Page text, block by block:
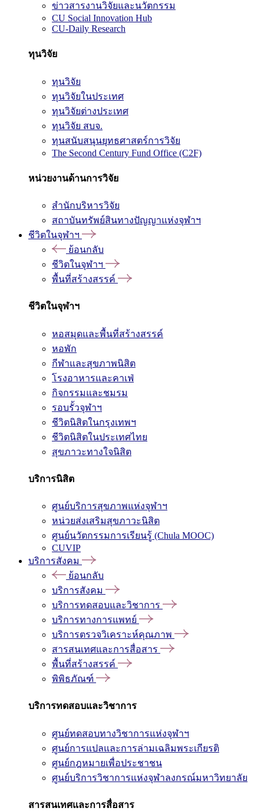
ข่าวสารงานวิจัยและนวัตกรรม
CU Social Innovation Hub
CU-Daily Research
ทุนวิจัย
ทุนวิจัย
ทุนวิจัยในประเทศ
ทุนวิจัยต่างประเทศ
ทุนวิจัย สบจ.
ทุนสนับสนุนยุทธศาสตร์การวิจัย
The Second Century Fund Office (C2F)
หน่วยงานด้านการวิจัย
สำนักบริหารวิจัย
สถาบันทรัพย์สินทางปัญญาแห่งจุฬาฯ
ชีวิตในจุฬาฯ
ย้อนกลับ
ชีวิตในจุฬาฯ
พื้นที่สร้างสรรค์
ชีวิตในจุฬาฯ
หอสมุดและพื้นที่สร้างสรรค์
หอพัก
กีฬาและสุขภาพนิสิต
โรงอาหารและคาเฟ่
กิจกรรมและชมรม
รอบรั้วจุฬาฯ
ชีวิตนิสิตในกรุงเทพฯ
ชีวิตนิสิตในประเทศไทย
สุขภาวะทางใจนิสิต
บริการนิสิต
ศูนย์บริการสุขภาพแห่งจุฬาฯ
หน่วยส่งเสริมสุขภาวะนิสิต
ศูนย์นวัตกรรมการเรียนรู้ (Chula MOOC)
CUVIP
บริการสังคม
ย้อนกลับ
บริการสังคม
บริการทดสอบและวิชาการ
บริการทางการแพทย์
บริการตรวจวิเคราะห์คุณภาพ
สารสนเทศและการสื่อสาร
พื้นที่สร้างสรรค์
พิพิธภัณฑ์
บริการทดสอบและวิชาการ
ศูนย์ทดสอบทางวิชาการแห่งจุฬาฯ
ศูนย์การแปลและการล่ามเฉลิมพระเกียรติ
ศูนย์กฎหมายเพื่อประชาชน
ศูนย์บริการวิชาการแห่งจุฬาลงกรณ์มหาวิทยาลัย
สารสนเทศและการสื่อสาร